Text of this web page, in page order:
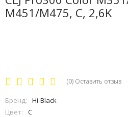
M451/M475, C, 2,6K
(0) Оставить отзыв
Бренд:
Hi-Black
Цвет:
C